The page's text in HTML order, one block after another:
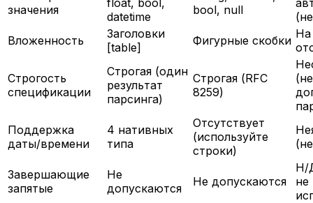
значения
datetime
bool, null
Вложенность
Заголовки
[table]
Фигурные скобки На
Строгость
спецификации
Строгая (один
результат
парсинга)
Строгая (RFC
8259)
Поддержка
даты/времени
4 нативных
типа
Отсутствует
(используйте
строки)
Завершающие
запятые
Не
допускаются
Не допускаются
Н/
не